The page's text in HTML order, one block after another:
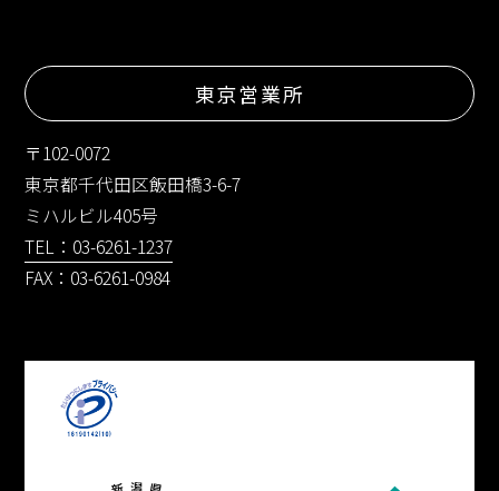
東京営業所
〒102-0072
東京都千代田区飯田橋3-6-7
ミハルビル405号
TEL：03-6261-1237
FAX：03-6261-0984